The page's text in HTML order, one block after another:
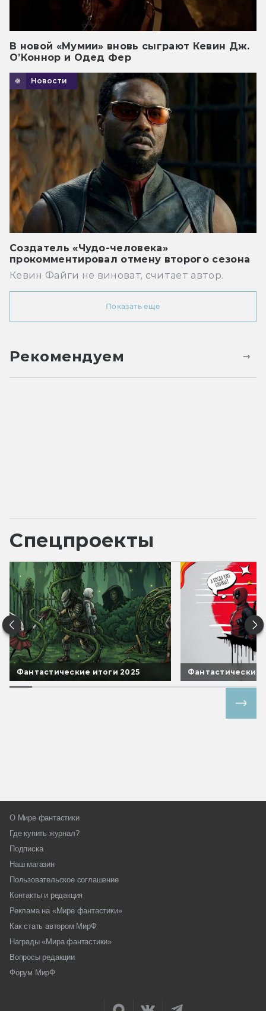
В новой «Мумии» вновь сыграют Кевин Дж.
О’Коннор и Одед Фер
Новости
Создатель «Чудо-человека»
прокомментировал отмену второго сезона
Кевин Файги не виноват, считает автор.
Показать ещё
Рекомендуем
Спецпроекты
Фантастические итоги 2025 Фантастические
О Мире фантастики
Где купить журнал?
Подписка
Наш магазин
Пользовательское соглашение
Контакты и редакция
Реклама на «Мире фантастики»
Как стать автором МирФ
Награды «Мира фантастики»
Вопросы редакции
Форум МирФ